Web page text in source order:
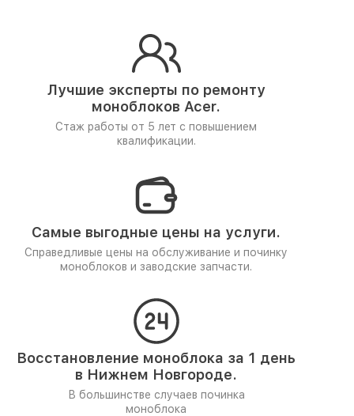
Лучшие эксперты по ремонту
моноблоков Acer.
Стаж работы от 5 лет с повышением
квалификации.
Самые выгодные цены на услуги.
Справедливые цены на обслуживание и починку
моноблоков и заводские запчасти.
Восстановление моноблока за 1 день
в Нижнем Новгороде.
В большинстве случаев починка
моноблока